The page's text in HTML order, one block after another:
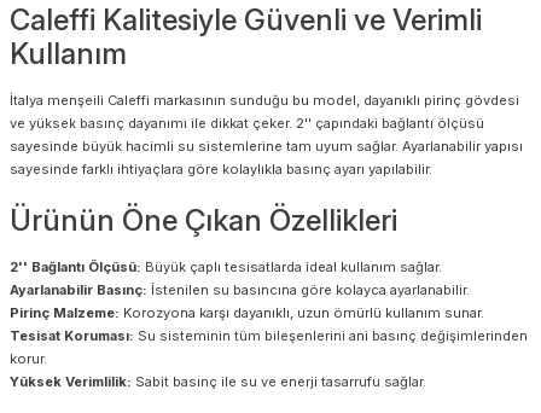
Caleffi Kalitesiyle Güvenli ve Verimli
Kullanım
İtalya menşeili Caleffi markasının sunduğu bu model, dayanıklı pirinç gövdesi
ve yüksek basınç dayanımı ile dikkat çeker. 2'' çapındaki bağlantı ölçüsü
sayesinde büyük hacimli su sistemlerine tam uyum sağlar. Ayarlanabilir yapısı
sayesinde farklı ihtiyaçlara göre kolaylıkla basınç ayarı yapılabilir.
Ürünün Öne Çıkan Özellikleri
2'' Bağlantı Ölçüsü: Büyük çaplı tesisatlarda ideal kullanım sağlar.
Ayarlanabilir Basınç: İstenilen su basıncına göre kolayca ayarlanabilir.
Pirinç Malzeme: Korozyona karşı dayanıklı, uzun ömürlü kullanım sunar.
Tesisat Koruması: Su sisteminin tüm bileşenlerini ani basınç değişimlerinden
korur.
Yüksek Verimlilik: Sabit basınç ile su ve enerji tasarrufu sağlar.